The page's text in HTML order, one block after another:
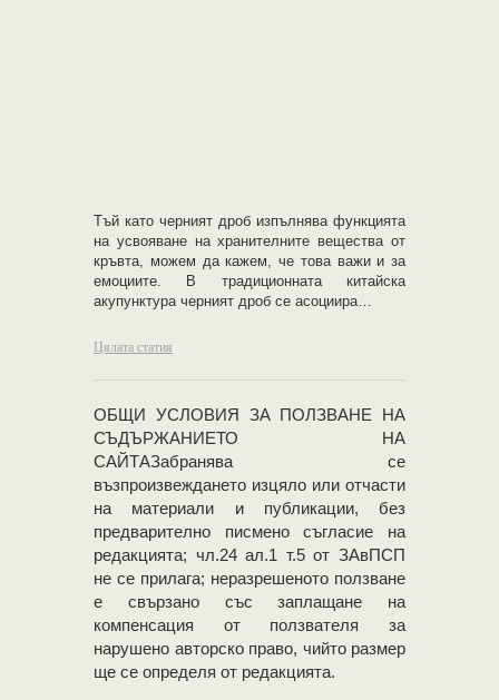
Тъй като черният дроб изпълнява функцията
на усвояване на хранителните вещества от
кръвта, можем да кажем, че това важи и за
емоциите. В традиционната китайска
акупунктура черният дроб се асоциира…
Цялата статия
OБЩИ УСЛОВИЯ ЗА ПОЛЗВАНЕ НА
СЪДЪРЖАНИЕТО НА
САЙТАЗабранява се
възпроизвеждането изцяло или отчасти
на материали и публикации, без
предварително писмено съгласие на
редакцията; чл.24 ал.1 т.5 от ЗАвПСП
не се прилага; неразрешеното ползване
е свързано със заплащане на
компенсация от ползвателя за
нарушено авторско право, чийто размер
ще се определя от редакцията.